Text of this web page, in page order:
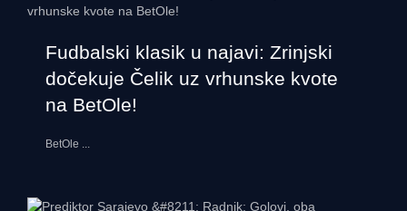
Fudbalski klasik u najavi: Zrinjski
dočekuje Čelik uz vrhunske kvote
na BetOle!
BetOle ...